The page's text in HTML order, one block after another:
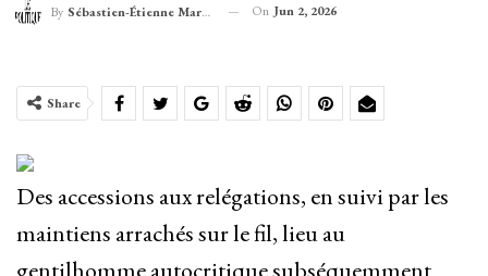
By Sébastien-Étienne Marechal On Jun 2, 2026
Share
Des accessions aux relégations, en suivi par les
maintiens arrachés sur le fil, lieu au